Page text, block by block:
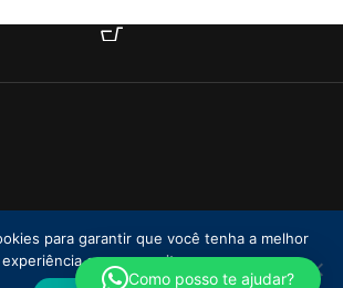
0001-01
2025 Todos os direitos reservados. |
Como posso te ajudar?
para garantir que você tenha a melhor
experiência em nosso site.